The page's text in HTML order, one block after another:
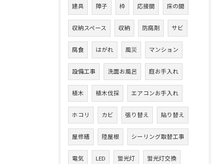
建具 障子 枠 応接間 床の間
収納スペース 収納 防腐剤 サビ
腐食 はがれ 風災 マンション
設備工事 洗面お風呂 庭お手入れ
植木 植木伐採 エアコンお手入れ
ホコリ カビ 張り替え 貼り替え
屋修繕 陸屋根 シーリング取替工事
電気 LED 蛍光灯 蛍光灯交換